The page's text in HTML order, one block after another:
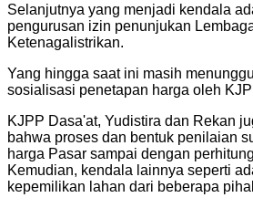
Selanjutnya yang menjadi kendala
pengurusan izin penunjukan
Ketenagalistrikan.
Yang hingga saat ini masih
sosialisasi penetapan harga oleh
KJPP Dasa'at, Yudistira dan Rekan
bahwa proses dan bentuk penilaian
harga Pasar sampai dengan
Kemudian, kendala lainnya seperti
kepemilikan lahan dari beberapa